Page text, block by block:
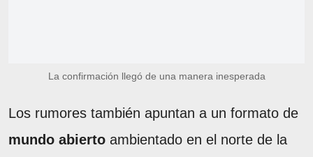
La confirmación llegó de una manera inesperada
Los rumores también apuntan a un formato de
mundo abierto ambientado en el norte de la